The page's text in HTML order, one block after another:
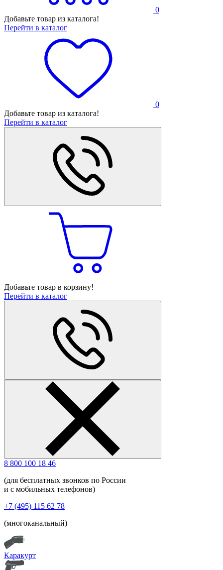
0
Добавьте товар из каталога!
Перейти в каталог
0
Добавьте товар из каталога!
Перейти в каталог
Добавьте товар в корзину!
Перейти в каталог
8 800 100 18 46
(для бесплатных звонков по России
и с мобильных телефонов)
+7 (495) 115 62 78
(многоканальный)
Каракурт